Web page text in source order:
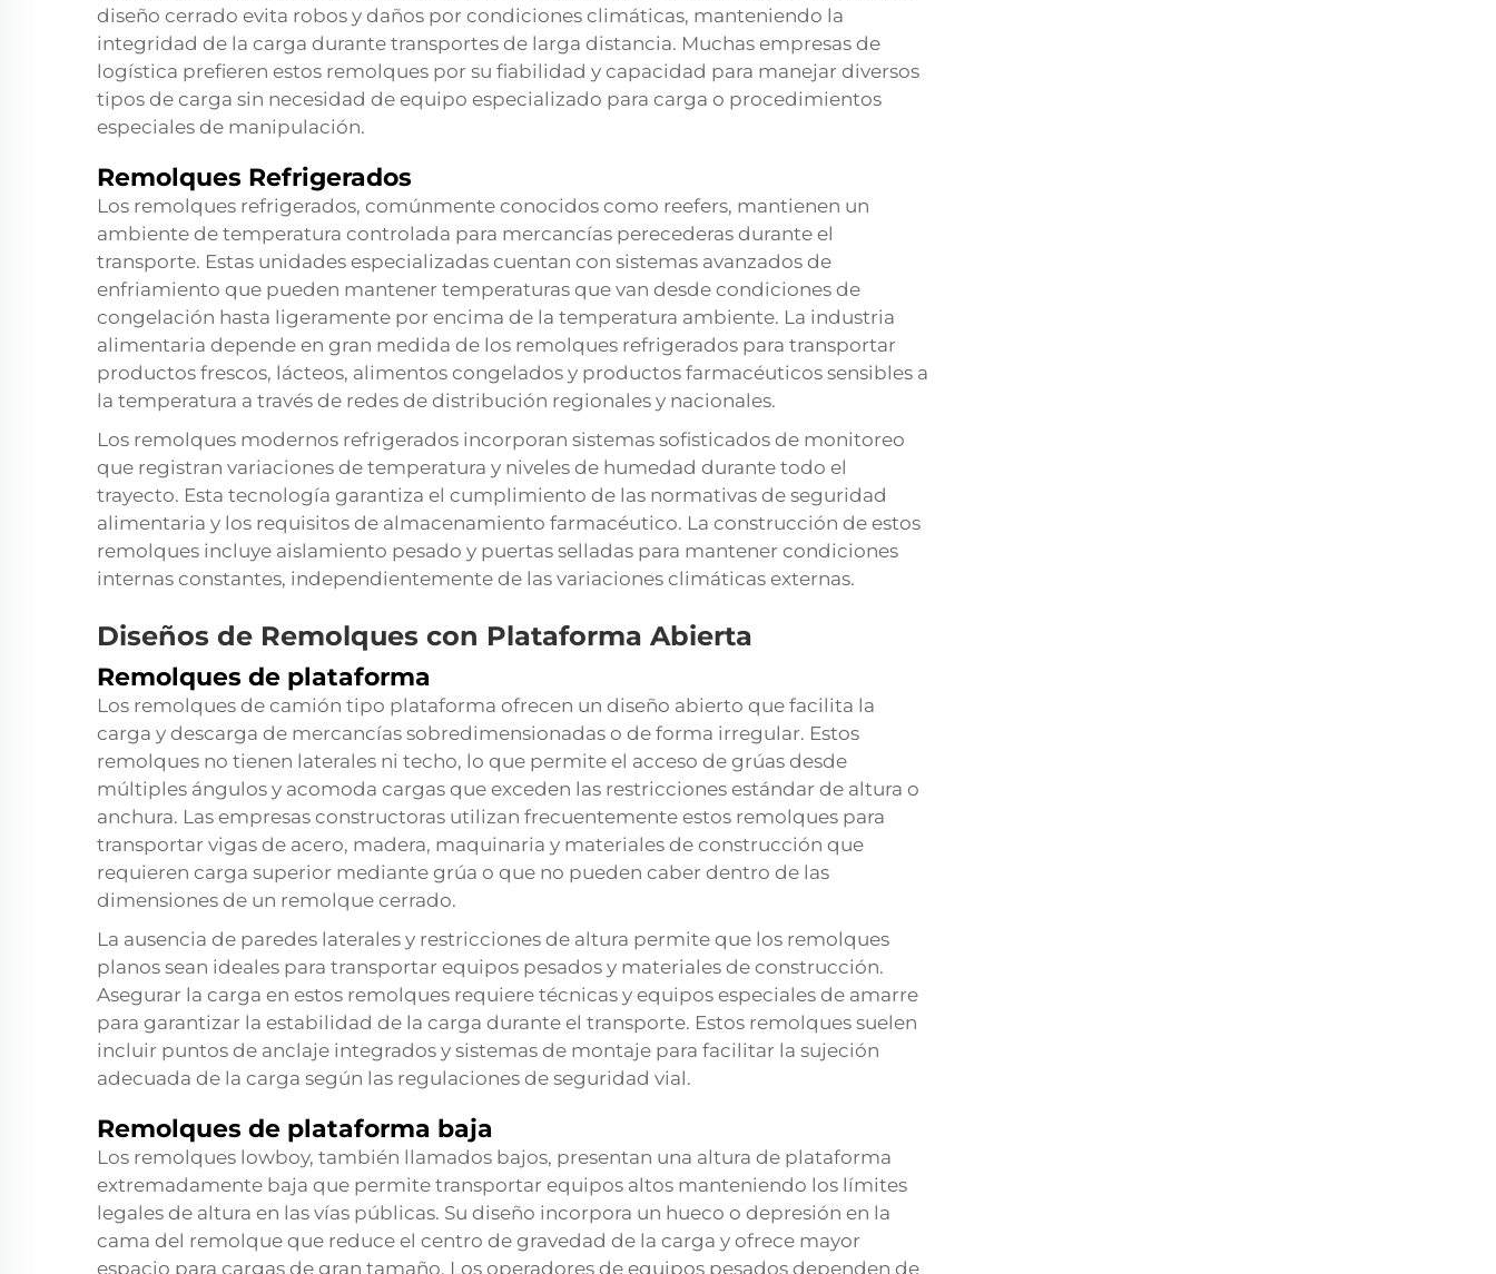
diseño cerrado evita robos y daños por condiciones climáticas, manteniendo la
integridad de la carga durante transportes de larga distancia. Muchas empresas de
logística prefieren estos remolques por su fiabilidad y capacidad para manejar diversos
tipos de carga sin necesidad de equipo especializado para carga o procedimientos
especiales de manipulación.
Remolques Refrigerados
Los remolques refrigerados, comúnmente conocidos como reefers, mantienen un
ambiente de temperatura controlada para mercancías perecederas durante el
transporte. Estas unidades especializadas cuentan con sistemas avanzados de
enfriamiento que pueden mantener temperaturas que van desde condiciones de
congelación hasta ligeramente por encima de la temperatura ambiente. La industria
alimentaria depende en gran medida de los remolques refrigerados para transportar
productos frescos, lácteos, alimentos congelados y productos farmacéuticos sensibles a
la temperatura a través de redes de distribución regionales y nacionales.
Los remolques modernos refrigerados incorporan sistemas sofisticados de monitoreo
que registran variaciones de temperatura y niveles de humedad durante todo el
trayecto. Esta tecnología garantiza el cumplimiento de las normativas de seguridad
alimentaria y los requisitos de almacenamiento farmacéutico. La construcción de estos
remolques incluye aislamiento pesado y puertas selladas para mantener condiciones
internas constantes, independientemente de las variaciones climáticas externas.
Diseños de Remolques con Plataforma Abierta
Remolques de plataforma
Los remolques de camión tipo plataforma ofrecen un diseño abierto que facilita la
carga y descarga de mercancías sobredimensionadas o de forma irregular. Estos
remolques no tienen laterales ni techo, lo que permite el acceso de grúas desde
múltiples ángulos y acomoda cargas que exceden las restricciones estándar de altura o
anchura. Las empresas constructoras utilizan frecuentemente estos remolques para
transportar vigas de acero, madera, maquinaria y materiales de construcción que
requieren carga superior mediante grúa o que no pueden caber dentro de las
dimensiones de un remolque cerrado.
La ausencia de paredes laterales y restricciones de altura permite que los remolques
planos sean ideales para transportar equipos pesados y materiales de construcción.
Asegurar la carga en estos remolques requiere técnicas y equipos especiales de amarre
para garantizar la estabilidad de la carga durante el transporte. Estos remolques suelen
incluir puntos de anclaje integrados y sistemas de montaje para facilitar la sujeción
adecuada de la carga según las regulaciones de seguridad vial.
Remolques de plataforma baja
Los remolques lowboy, también llamados bajos, presentan una altura de plataforma
extremadamente baja que permite transportar equipos altos manteniendo los límites
legales de altura en las vías públicas. Su diseño incorpora un hueco o depresión en la
cama del remolque que reduce el centro de gravedad de la carga y ofrece mayor
espacio para cargas de gran tamaño. Los operadores de equipos pesados dependen de